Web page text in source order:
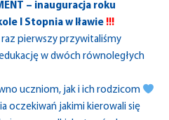
– inauguracja roku
I Stopnia w Iławie !!!
pierwszy przywitaliśmy
w dwóch równoległych
uczniom, jak i ich rodzicom
oczekiwań jakimi kierowali się